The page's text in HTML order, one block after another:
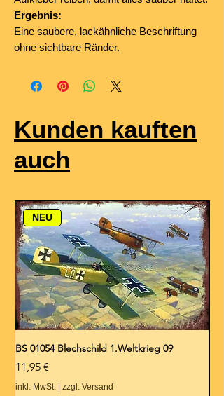
Ergebnis:
Eine saubere, lackähnliche Beschriftung
ohne sichtbare Ränder.
Kunden kauften
auch
NEU
BS 01054 Blechschild 1.Weltkrieg 09
Preis
11,95 €
inkl. MwSt. zzgl. Versand